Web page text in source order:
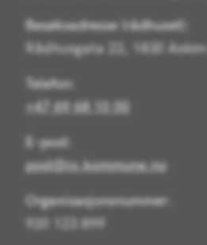
Besøksadresse (rådhuset):
Rådhusgata 22, 1830 Askim
Telefon:
+47 69 68 10 00
E-post:
post@io.kommune.no
Organisasjonsnummer:
920 123 899